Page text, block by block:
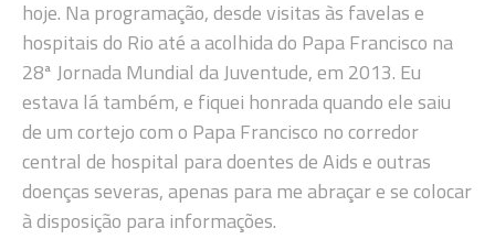
hoje. Na programação, desde visitas às favelas e
hospitais do Rio até a acolhida do Papa Francisco na
28ª Jornada Mundial da Juventude, em 2013. Eu
estava lá também, e fiquei honrada quando ele saiu
de um cortejo com o Papa Francisco no corredor
central de hospital para doentes de Aids e outras
doenças severas, apenas para me abraçar e se colocar
à disposição para informações.